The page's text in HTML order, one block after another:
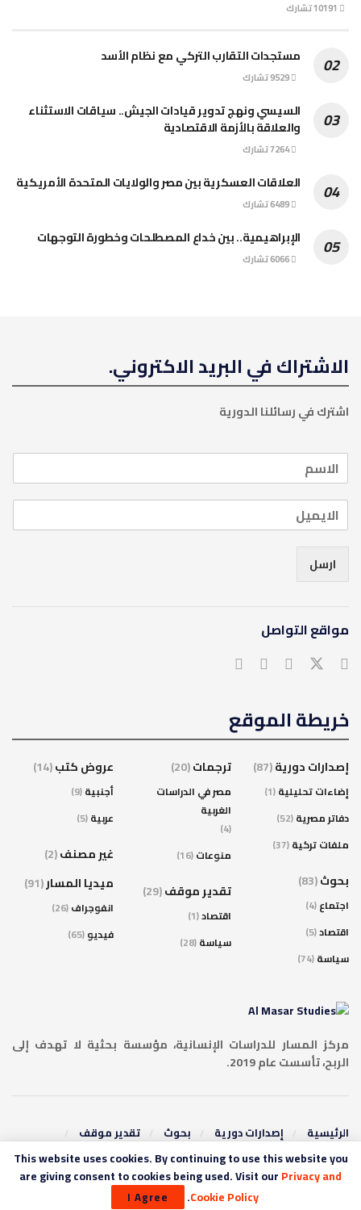
مستجدات التقارب التركي مع نظام الأسد
السيسي ونهج تدوير قيادات الجيش.. سياقات الاستثناء
والعلاقة بالأزمة الاقتصادية
العلاقات العسكرية بين مصر والولايات المتحدة الأمريكية
الإبراهيمية.. بين خداع المصطلحات وخطورة التوجهات
الاشتراك في البريد الاكتروني.
اشترك في رسائلنا الدورية
ارسل
مواقع التواصل
خريطة الموقع
إصدارات دورية(87)
إضاءات تحليلية(1)
دفاتر مصرية(52)
ملفات تركية(37)
بحوث(83)
اجتماع(4)
اقتصاد(5)
سياسة(74)
ترجمات(20)
مصر في الدراسات
الغربية
(4)
منوعات(16)
تقدير موقف(29)
اقتصاد(1)
سياسة(28)
عروض كتب(14)
أجنبية(9)
عربية(5)
غير مصنف(2)
ميديا المسار(91)
انفوجراف(26)
فيديو(65)
مركز المسار للدراسات الإنسانية، مؤسسة بحثية لا تهدف إلى
الربح، تأسست عام 2019.
الرئيسية إصدارات دورية بحوث
تقدير موقف
عروض كتب
ترجمات ميديا المسار
© 2019 المسار للدراسات الإنسانية
This website uses cookies. By continuing to use this website you
are giving consent to cookies being used. Visit ourPrivacy and
Cookie Policy
.
I Agree